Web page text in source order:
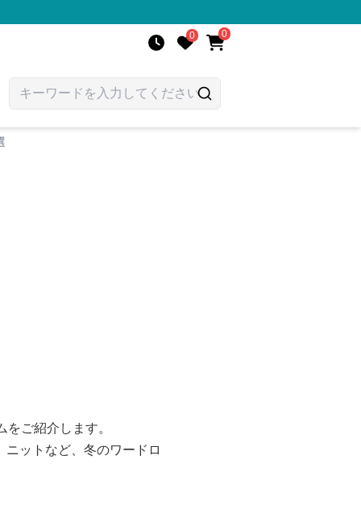
0 0
ご紹介します。
ットなど、冬のワードロ